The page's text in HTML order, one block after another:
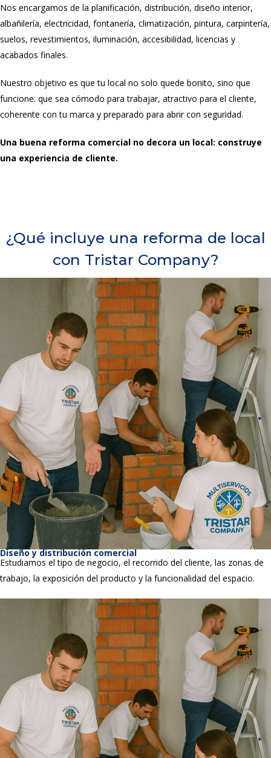
Nos encargamos de la planificación, distribución, diseño interior,
albañilería, electricidad, fontanería, climatización, pintura, carpintería,
suelos, revestimientos, iluminación, accesibilidad, licencias y
acabados finales.
Nuestro objetivo es que tu local no solo quede bonito, sino que
funcione: que sea cómodo para trabajar, atractivo para el cliente,
coherente con tu marca y preparado para abrir con seguridad.
Una buena reforma comercial no decora un local: construye
una experiencia de cliente.
¿Qué incluye una reforma de local
con Tristar Company?
Diseño y distribución comercial
Estudiamos el tipo de negocio, el recorrido del cliente, las zonas de
trabajo, la exposición del producto y la funcionalidad del espacio.